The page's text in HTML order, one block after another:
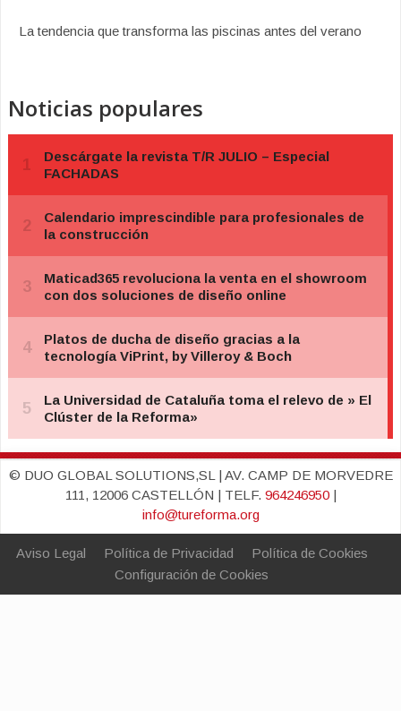
La tendencia que transforma las piscinas antes del verano
Noticias populares
© DUO GLOBAL SOLUTIONS,SL | AV. CAMP DE MORVEDRE
111, 12006 CASTELLÓN | TELF. 964246950|
info@tureforma.org
Aviso Legal Política de Privacidad
Política de Cookies
Configuración de Cookies